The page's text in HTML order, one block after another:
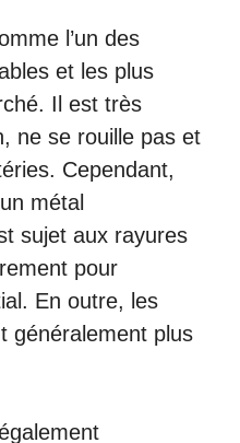
l’un des
et les plus
Il est très
ne se rouille pas et
Cependant,
métal
sujet aux rayures
pour
En outre, les
généralement plus